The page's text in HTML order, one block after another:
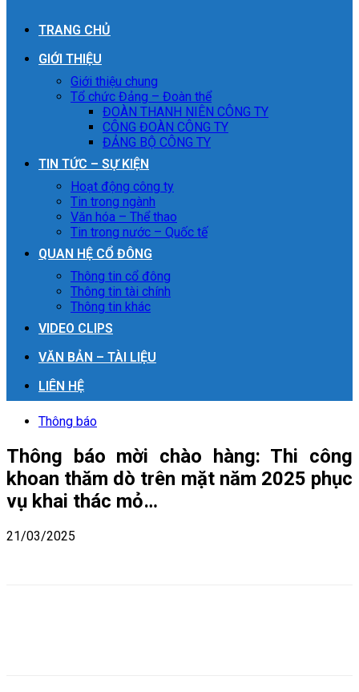
TRANG CHỦ
GIỚI THIỆU
Giới thiệu chung
Tổ chức Đảng – Đoàn thể
ĐOÀN THANH NIÊN CÔNG TY
CÔNG ĐOÀN CÔNG TY
ĐẢNG BỘ CÔNG TY
TIN TỨC – SỰ KIỆN
Hoạt động công ty
Tin trong ngành
Văn hóa – Thể thao
Tin trong nước – Quốc tế
QUAN HỆ CỔ ĐÔNG
Thông tin cổ đông
Thông tin tài chính
Thông tin khác
VIDEO CLIPS
VĂN BẢN – TÀI LIỆU
LIÊN HỆ
Thông báo
Thông báo mời chào hàng: Thi công
khoan thăm dò trên mặt năm 2025 phục
vụ khai thác mỏ…
21/03/2025